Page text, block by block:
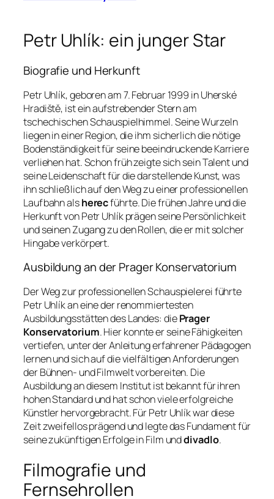
Petr Uhlík: ein junger Star
Biografie und Herkunft
Petr Uhlík, geboren am 7. Februar 1999 in Uherské
Hradiště, ist ein aufstrebender Stern am
tschechischen Schauspielhimmel. Seine Wurzeln
liegen in einer Region, die ihm sicherlich die nötige
Bodenständigkeit für seine beeindruckende Karriere
verliehen hat. Schon früh zeigte sich sein Talent und
seine Leidenschaft für die darstellende Kunst, was
ihn schließlich auf den Weg zu einer professionellen
Laufbahn alsherecführte. Die frühen Jahre und die
Herkunft von Petr Uhlík prägen seine Persönlichkeit
und seinen Zugang zu den Rollen, die er mit solcher
Hingabe verkörpert.
Ausbildung an der Prager Konservatorium
Der Weg zur professionellen Schauspielerei führte
Petr Uhlík an eine der renommiertesten
Ausbildungsstätten des Landes: diePrager
Konservatorium. Hier konnte er seine Fähigkeiten
vertiefen, unter der Anleitung erfahrener Pädagogen
lernen und sich auf die vielfältigen Anforderungen
der Bühnen- und Filmwelt vorbereiten. Die
Ausbildung an diesem Institut ist bekannt für ihren
hohen Standard und hat schon viele erfolgreiche
Künstler hervorgebracht. Für Petr Uhlík war diese
Zeit zweifellos prägend und legte das Fundament für
seine zukünftigen Erfolge in Film unddivadlo.
Filmografie und
Fernsehrollen